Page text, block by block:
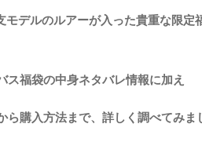
デルのルアーが入った貴重な限定
ス福袋の中身ネタバレ情報に加え
ら購入方法まで、詳しく調べてみま